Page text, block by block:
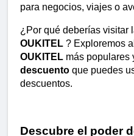
para negocios, viajes o
¿Por qué deberías visitar
OUKITEL ? Exploremos
OUKITEL más populares
descuento que puedes
descuentos.
Descubre el poder